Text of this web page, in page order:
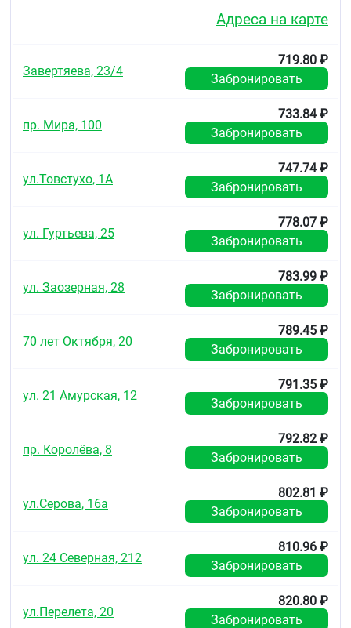
Адреса на карте
Завертяева, 23/4
719.80 ₽
Забронировать
пр. Мира, 100
733.84 ₽
Забронировать
ул.Товстухо, 1А
747.74 ₽
Забронировать
ул. Гуртьева, 25
778.07 ₽
Забронировать
ул. Заозерная, 28
783.99 ₽
Забронировать
70 лет Октября, 20
789.45 ₽
Забронировать
ул. 21 Амурская, 12
791.35 ₽
Забронировать
пр. Королёва, 8
792.82 ₽
Забронировать
ул.Серова, 16а
802.81 ₽
Забронировать
ул. 24 Северная, 212
810.96 ₽
Забронировать
ул.Перелета, 20
820.80 ₽
Забронировать